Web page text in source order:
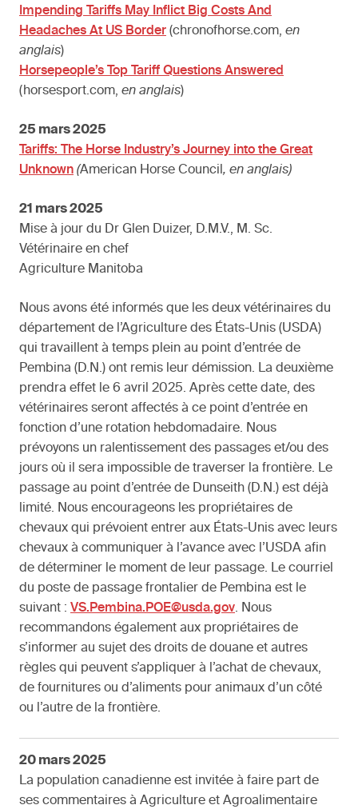
Impending Tariffs May Inflict Big Costs And
Headaches At US Border (chronofhorse.com, en
anglais)
Horsepeople’s Top Tariff Questions Answered
(horsesport.com, en anglais)
25 mars 2025
Tariffs: The Horse Industry’s Journey into the Great
Unknown (American Horse Council, en anglais)
21 mars 2025
Mise à jour du Dr Glen Duizer, D.M.V., M. Sc.
Vétérinaire en chef
Agriculture Manitoba
Nous avons été informés que les deux vétérinaires du
département de l’Agriculture des États-Unis (USDA)
qui travaillent à temps plein au point d’entrée de
Pembina (D.N.) ont remis leur démission. La deuxième
prendra effet le 6 avril 2025. Après cette date, des
vétérinaires seront affectés à ce point d’entrée en
fonction d’une rotation hebdomadaire. Nous
prévoyons un ralentissement des passages et/ou des
jours où il sera impossible de traverser la frontière. Le
passage au point d’entrée de Dunseith (D.N.) est déjà
limité. Nous encourageons les propriétaires de
chevaux qui prévoient entrer aux États-Unis avec leurs
chevaux à communiquer à l’avance avec l’USDA afin
de déterminer le moment de leur passage. Le courriel
du poste de passage frontalier de Pembina est le
suivant : VS.Pembina.POE@usda.gov. Nous
recommandons également aux propriétaires de
s’informer au sujet des droits de douane et autres
règles qui peuvent s’appliquer à l’achat de chevaux,
de fournitures ou d’aliments pour animaux d’un côté
ou l’autre de la frontière.
20 mars 2025
La population canadienne est invitée à faire part de
ses commentaires à Agriculture et Agroalimentaire